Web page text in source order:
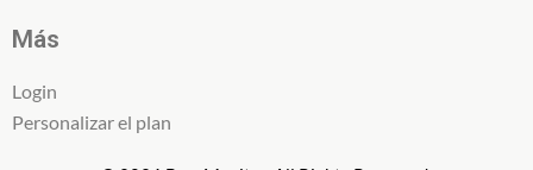
Más
Login
Personalizar el plan